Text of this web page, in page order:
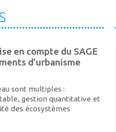
en compte du SAGE
d’urbanisme
sont multiples :
gestion quantitative et
des écosystèmes